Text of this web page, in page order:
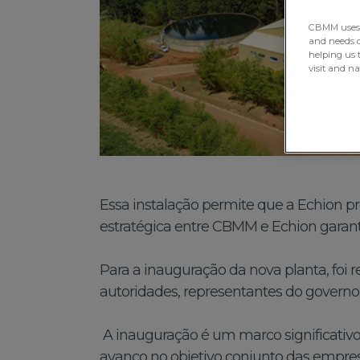
Essa instalação permite que a Echion
estratégica entre CBMM e Echion
Para a inauguração da nova planta, foi
autoridades, representantes do
A inauguração é um marco
CBMM
and needs
helping us
visit and